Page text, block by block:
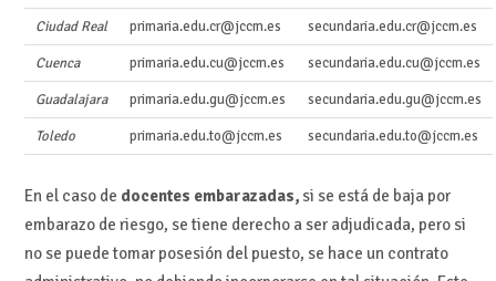
Ciudad Real primaria.edu.cr@jccm.es secundaria.edu.cr@jccm.es
Cuenca primaria.edu.cu@jccm.es secundaria.edu.cu@jccm.es
Guadalajara primaria.edu.gu@jccm.es secundaria.edu.gu@jccm.es
Toledo primaria.edu.to@jccm.es secundaria.edu.to@jccm.es
En el caso de docentes embarazadas, si se está de baja por
embarazo de riesgo, se tiene derecho a ser adjudicada, pero si
no se puede tomar posesión del puesto, se hace un contrato